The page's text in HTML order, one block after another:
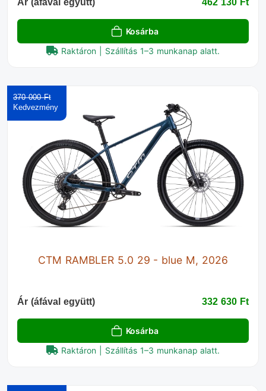
Kosárba
Raktáron | Szállítás 1–3 munkanap alatt.
CTM RAMBLER 5.0 29 - blue M, 2026
370 000 Ft‎
Ár (áfával együtt) 332 630 Ft‎
Kosárba
Raktáron | Szállítás 1–3 munkanap alatt.